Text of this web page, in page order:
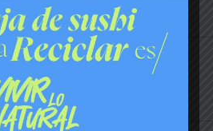
mapa de daños viales y
de pavimentación
violento turbazo en
al aire tras alerta de